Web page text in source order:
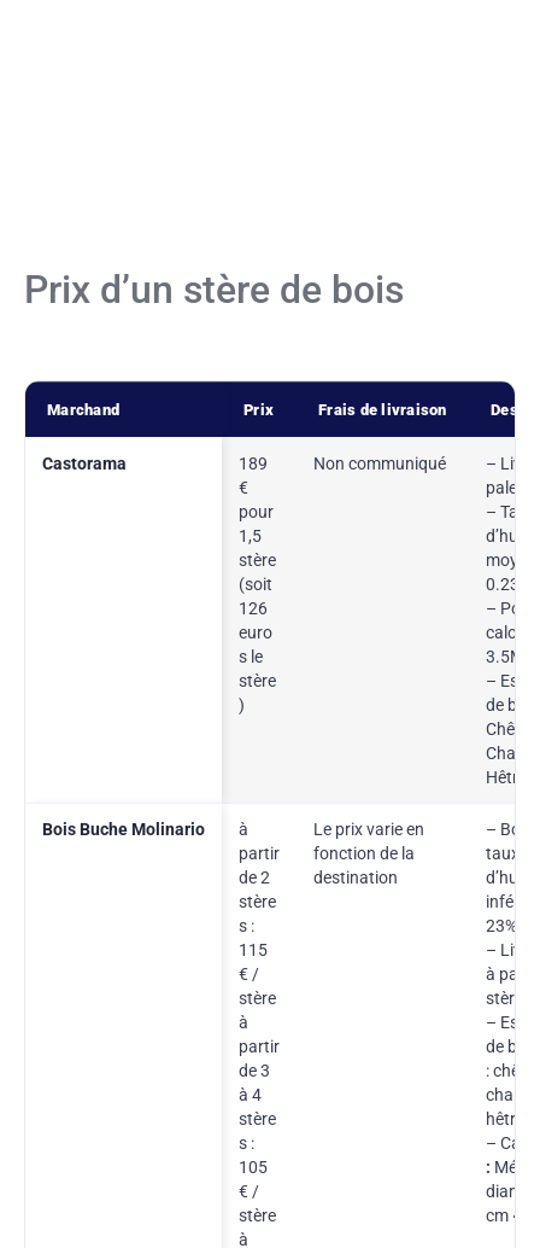
Prix d’un stère de bois
Marchand Prix Frais de livraison
Castorama
189
€
pour
1,5
stère
(soit
126
euro
s le
stère
)
Non communiqué
– Livré
palette
– Taux
moyen
0.23%
–
–
de
Chêne,
Hêtre
Bois Buche Molinario
à
partir
de 2
stère
s :
115
€ /
stère
à
partir
de 3
à 4
stère
s :
105
€ /
stère
à
Le prix varie en
fonction de la
destination
– Bois
taux
23%
–
à
stères
–
de bois
: chêne,
hêtre
–
:
cm ~